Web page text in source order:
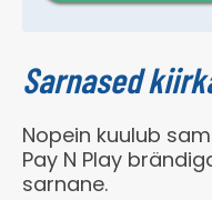
Sarnased
Nopein kuulub
Pay N Play
sarnane.